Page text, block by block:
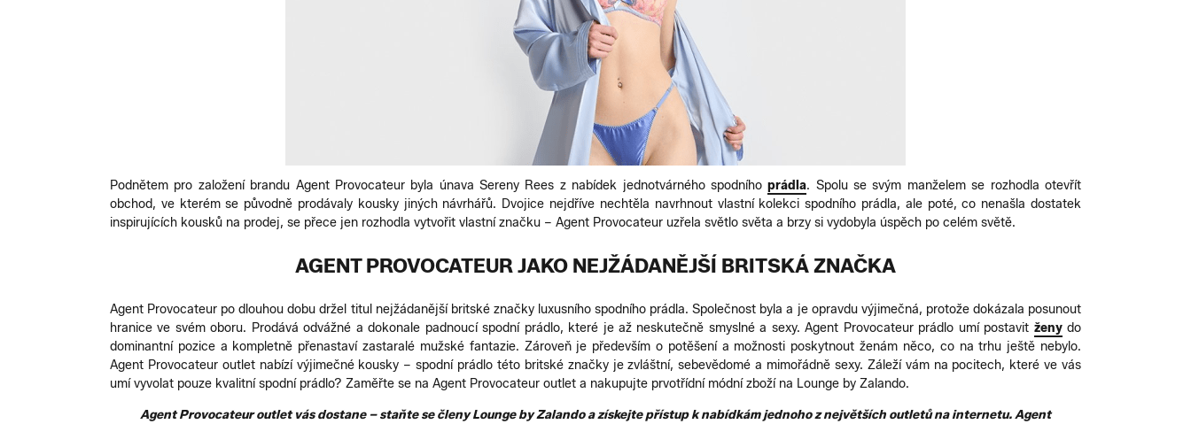
Podnětem pro založení brandu Agent Provocateur byla únava Sereny Rees z nabídek jednotvárného spodníhoprádla. Spolu se svým manželem se rozhodla otevřít
obchod, ve kterém se původně prodávaly kousky jiných návrhářů. Dvojice nejdříve nechtěla navrhnout vlastní kolekci spodního prádla, ale poté, co nenašla dostatek
inspirujících kousků na prodej, se přece jen rozhodla vytvořit vlastní značku – Agent Provocateur uzřela světlo světa a brzy si vydobyla úspěch po celém světě.
AGENT PROVOCATEUR JAKO NEJŽÁDANĚJŠÍ BRITSKÁ ZNAČKA
Agent Provocateur po dlouhou dobu držel titul nejžádanější britské značky luxusního spodního prádla. Společnost byla a je opravdu výjimečná, protože dokázala posunout
hranice ve svém oboru. Prodává odvážné a dokonale padnoucí spodní prádlo, které je až neskutečně smyslné a sexy. Agent Provocateur prádlo umí postavit ženydo
dominantní pozice a kompletně přenastaví zastaralé mužské fantazie. Zároveň je především o potěšení a možnosti poskytnout ženám něco, co na trhu ještě nebylo.
Agent Provocateur outlet nabízí výjimečné kousky – spodní prádlo této britské značky je zvláštní, sebevědomé a mimořádně sexy. Záleží vám na pocitech, které ve vás
umí vyvolat pouze kvalitní spodní prádlo? Zaměřte se na Agent Provocateur outlet a nakupujte prvotřídní módní zboží na Lounge by Zalando.
Agent Provocateur outlet vás dostane – staňte se členy Lounge by Zalando a získejte přístup k nabídkám jednoho z největších outletů na internetu. Agent